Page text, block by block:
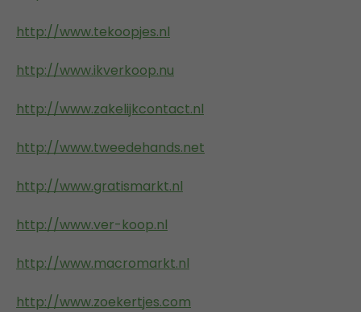
http://www.tekoopjes.nl
http://www.ikverkoop.nu
http://www.zakelijkcontact.nl
http://www.tweedehands.net
http://www.gratismarkt.nl
http://www.ver-koop.nl
http://www.macromarkt.nl
http://www.zoekertjes.com